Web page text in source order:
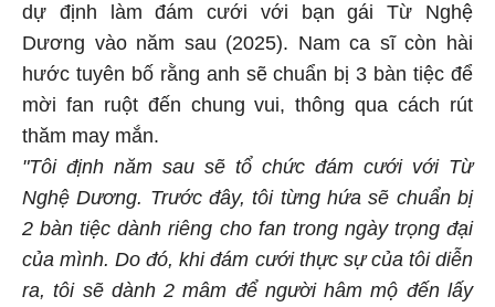
dự định làm đám cưới với bạn gái Từ Nghệ
Dương vào năm sau (2025). Nam ca sĩ còn hài
hước tuyên bố rằng anh sẽ chuẩn bị 3 bàn tiệc để
mời fan ruột đến chung vui, thông qua cách rút
thăm may mắn.
"Tôi định năm sau sẽ tổ chức đám cưới với Từ
Nghệ Dương. Trước đây, tôi từng hứa sẽ chuẩn bị
2 bàn tiệc dành riêng cho fan trong ngày trọng đại
của mình. Do đó, khi đám cưới thực sự của tôi diễn
ra, tôi sẽ dành 2 mâm để người hâm mộ đến lấy